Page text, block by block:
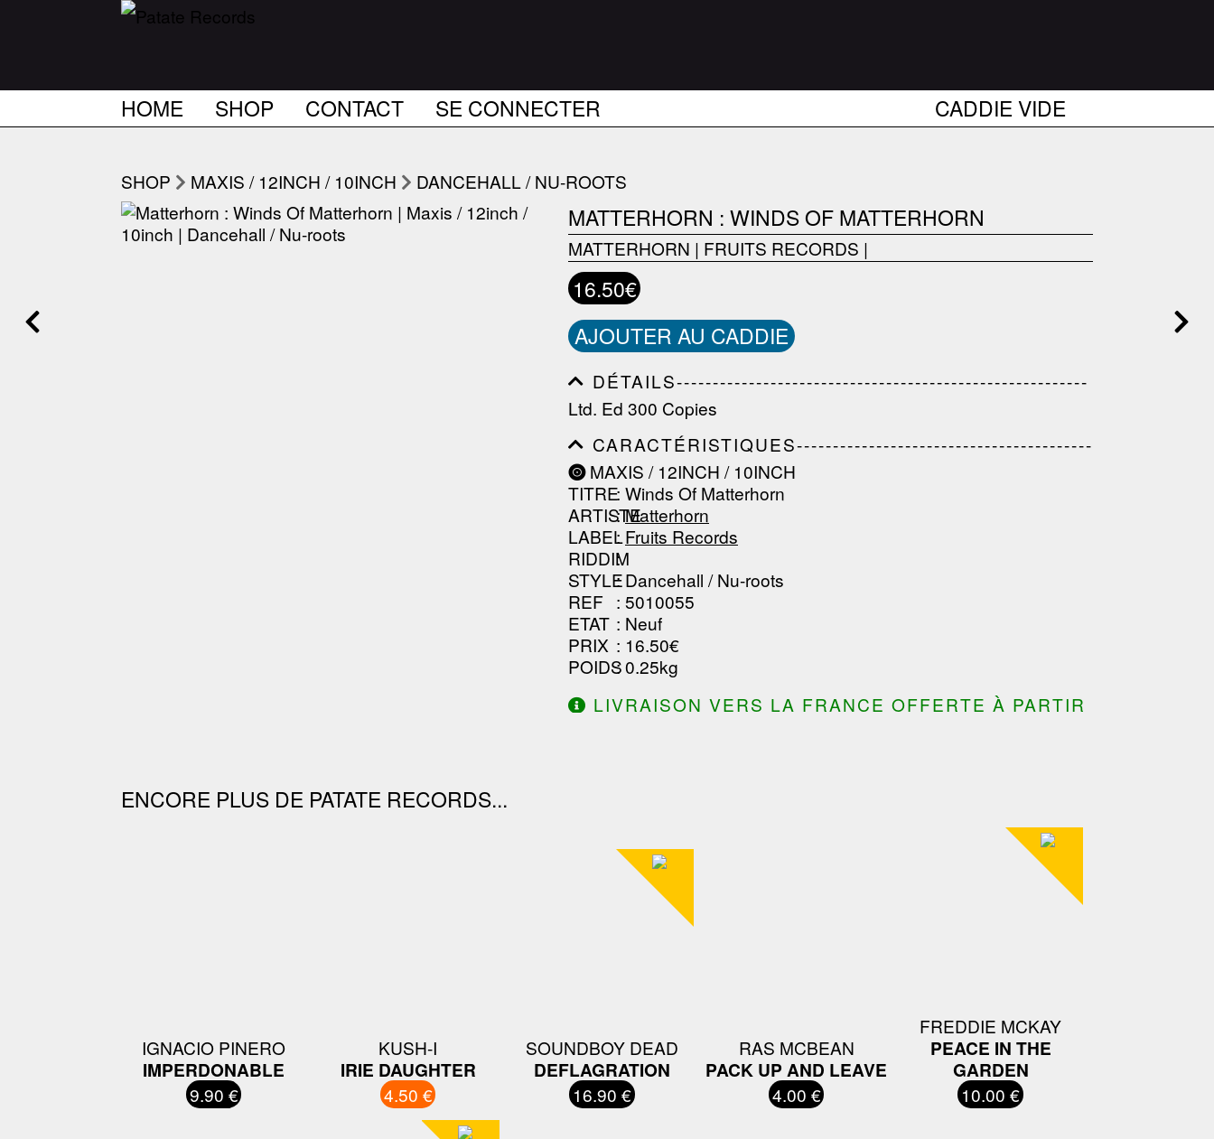
HOME SHOP CONTACT SE CONNECTER CADDIE VIDE
SHOP MAXIS / 12INCH / 10INCH DANCEHALL / NU-ROOTS
MATTERHORN : WINDS OF MATTERHORN
MATTERHORN | FRUITS RECORDS |
16.50€
AJOUTER AU CADDIE
DÉTAILS---------------------------------------------------------
---------------------------------------------------------------------
---------------------------------------------------------------------
--------------
Ltd. Ed 300 Copies
CARACTÉRISTIQUES-----------------------------------------
---------------------------------------------------------------------
---------------------------------------------------------------------
------------------------------
MAXIS / 12INCH / 10INCH
TITRE: Winds Of Matterhorn
ARTISTE
:Matterhorn
LABEL
:Fruits Records
RIDDIM
:
STYLE: Dancehall / Nu-roots
REF : 5010055
ETAT : Neuf
PRIX : 16.50€
POIDS: 0.25kg
LIVRAISON VERS LA FRANCE OFFERTE À PARTIR
ENCORE PLUS DE PATATE RECORDS...
IGNACIO PINERO
IMPERDONABLE
9.90 €
KUSH-I
IRIE DAUGHTER
4.50 €
SOUNDBOY DEAD
DEFLAGRATION
16.90 €
RAS MCBEAN
PACK UP AND LEAVE
4.00 €
FREDDIE MCKAY
PEACE IN THE
GARDEN
10.00 €